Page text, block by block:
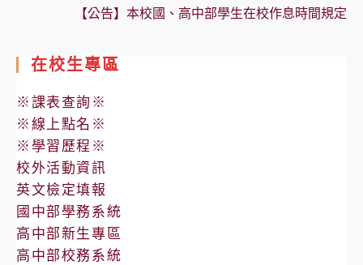
【公告】本校國、高中部學生在校作息時間規定
在校生專區
※課表查詢※
※線上點名※
※學習歷程※
校外活動資訊
英文檢定填報
國中部學務系統
高中部新生專區
高中部校務系統